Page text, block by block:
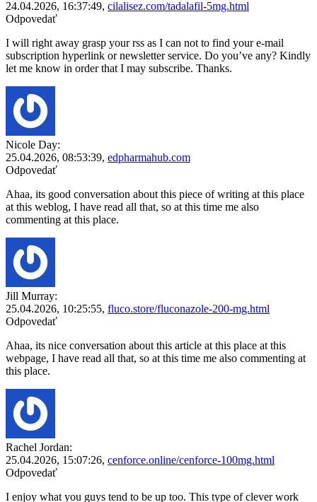
24.04.2026, 16:37:49, cilalisez.com/tadalafil-5mg.html
Odpovedať
I will right away grasp your rss as I can not to find your e-mail
subscription hyperlink or newsletter service. Do you’ve any? Kindly
let me know in order that I may subscribe. Thanks.
Nicole Day:
25.04.2026, 08:53:39, edpharmahub.com
Odpovedať
Ahaa, its good conversation about this piece of writing at this place
at this weblog, I have read all that, so at this time me also
commenting at this place.
Jill Murray:
25.04.2026, 10:25:55, fluco.store/fluconazole-200-mg.html
Odpovedať
Ahaa, its nice conversation about this article at this place at this
webpage, I have read all that, so at this time me also commenting at
this place.
Rachel Jordan:
25.04.2026, 15:07:26, cenforce.online/cenforce-100mg.html
Odpovedať
I enjoy what you guys tend to be up too. This type of clever work